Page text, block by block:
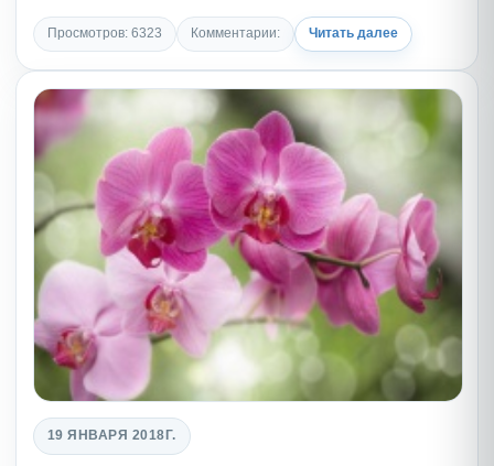
Просмотров: 6323 Комментарии: Читать далее
19 ЯНВАРЯ 2018Г.